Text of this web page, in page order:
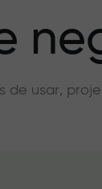
de usar,